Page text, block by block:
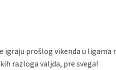
igraju prošlog vikenda u
razloga valjda, pre svega!